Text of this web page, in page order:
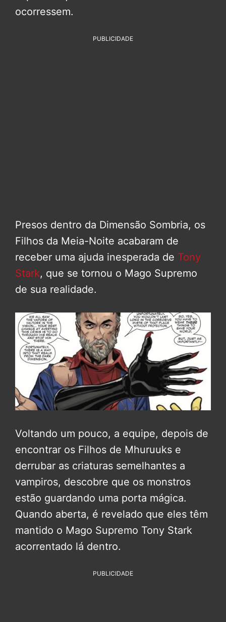
ocorressem.
PUBLICIDADE
Presos dentro da Dimensão Sombria, os
Filhos da Meia-Noite acabaram de
receber uma ajuda inesperada de Tony
Stark, que se tornou o Mago Supremo
de sua realidade.
Voltando um pouco, a equipe, depois de
encontrar os Filhos de Mhuruuks e
derrubar as criaturas semelhantes a
vampiros, descobre que os monstros
estão guardando uma porta mágica.
Quando aberta, é revelado que eles têm
mantido o Mago Supremo Tony Stark
acorrentado lá dentro.
PUBLICIDADE